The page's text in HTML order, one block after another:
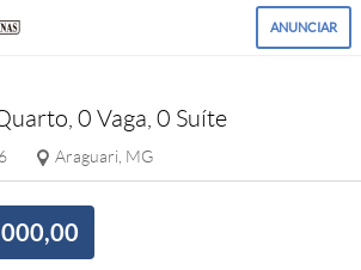
ANUNCIAR
0 Vaga, 0 Suíte
Araguari, MG